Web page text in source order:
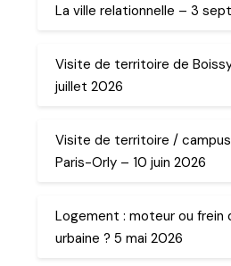
La ville relationnelle – 3
Visite de territoire de
juillet 2026
Visite de territoire /
Paris-Orly – 10 juin 2026
Logement : moteur ou frein
urbaine ? 5 mai 2026